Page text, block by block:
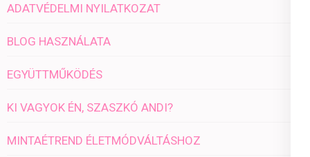
ADATVÉDELMI NYILATKOZAT
BLOG HASZNÁLATA
EGYÜTTMŰKÖDÉS
KI VAGYOK ÉN, SZASZKÓ ANDI?
MINTAÉTREND ÉLETMÓDVÁLTÁSHOZ